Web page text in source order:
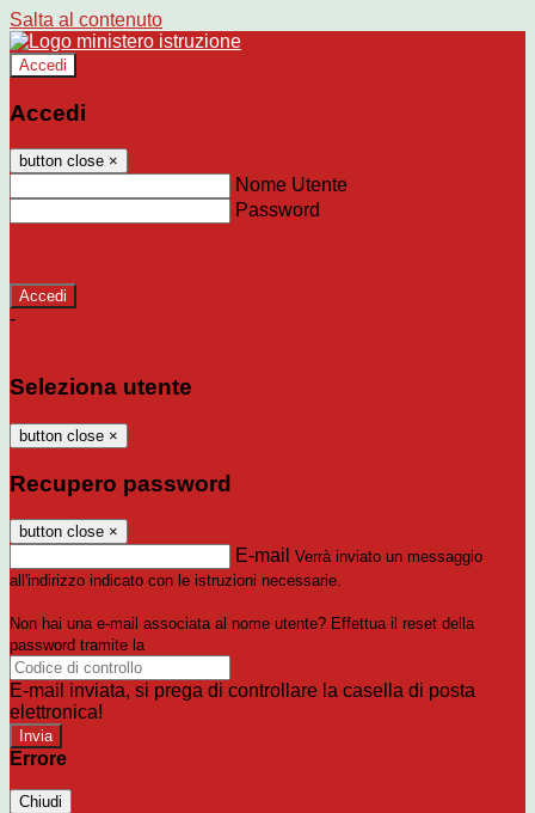
Salta al contenuto
Accedi
Accedi
button close ×
Nome Utente
Password
-
Seleziona utente
button close ×
Recupero password
button close ×
E-mail Verrà inviato un messaggio
all'indirizzo indicato con le istruzioni necessarie.
Non hai una e-mail associata al nome utente? Effettua il reset della
password tramite la
E-mail inviata, si prega di controllare la casella di posta
elettronica!
Errore
Chiudi